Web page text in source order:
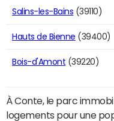
Salins-les-Bains (39110)
Hauts de Bienne (39400)
Bois-d'Amont (39220)
À Conte, le parc
logements pour une